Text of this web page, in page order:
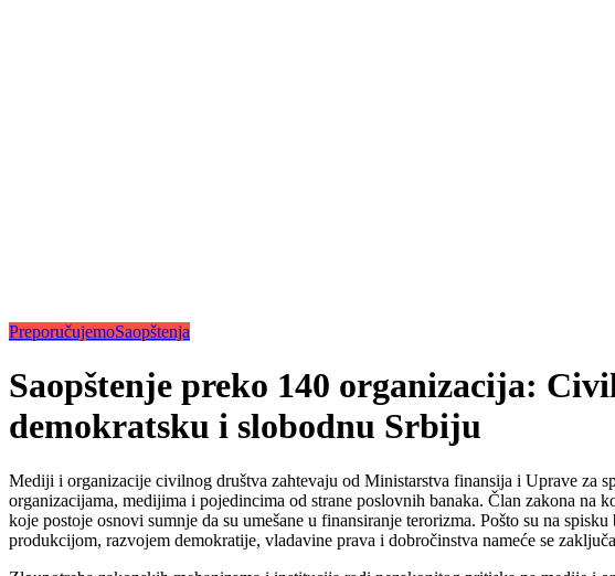
PreporučujemoSaopštenja
Saopštenje preko 140 organizacija:
demokratsku i slobodnu Srbiju
Mediji i organizacije civilnog društva zahtevaju od Ministarstva finansija i Uprave za
organizacijama, medijima i pojedincima od strane poslovnih banaka. Član zakona na
koje postoje osnovi sumnje da su umešane u finansiranje terorizma. Pošto su na
produkcijom, razvojem demokratije, vladavine prava i dobročinstva nameće se